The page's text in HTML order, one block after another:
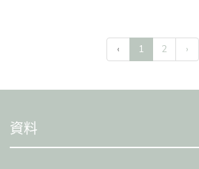
‹ 1 2 ›
資料